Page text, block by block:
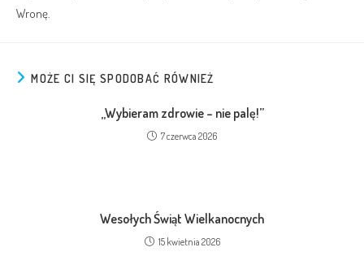
Wronę.
MOŻE CI SIĘ SPODOBAĆ RÓWNIEŻ
„Wybieram zdrowie – nie palę!”
7 czerwca 2026
Wesołych Świąt Wielkanocnych
15 kwietnia 2026